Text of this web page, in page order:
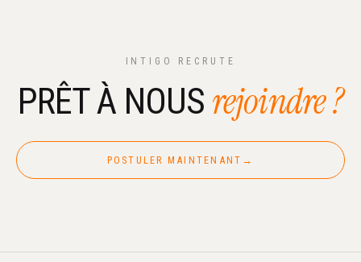
INTIGO RECRUTE
PRÊT À NOUS rejoindre ?
POSTULER MAINTENANT →